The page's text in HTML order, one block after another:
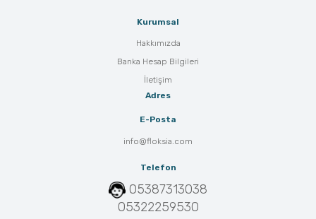
Kurumsal
Hakkımızda
Banka Hesap Bilgileri
İletişim
Adres
E-Posta
info@floksia.com
Telefon
05387313038
05322259530